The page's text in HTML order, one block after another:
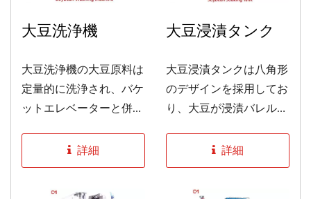
大豆洗浄機
大豆洗浄機の大豆原料は
定量的に洗浄され、バケ
ットエレベーターと併用
をより便利にすることが
できます。...
詳細
大豆浸漬タンク
大豆浸漬タンクは八角形
のデザインを採用してお
り、大豆が浸漬バレルに
ます。そのため、製品は
スムーズに輸送でき、内
詳細